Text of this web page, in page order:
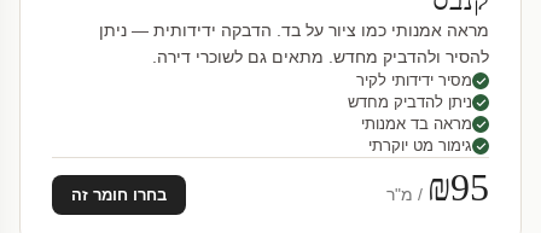
מראה אמנותי כמו ציור על בד. הדבקה ידידותית — ניתן
להסיר ולהדביק מחדש. מתאים גם לשוכרי דירה.
מסיר ידידותי לקיר
ניתן להדביק מחדש
מראה בד אמנותי
גימור מט יוקרתי
₪95 / מ"ר בחרו חומר זה